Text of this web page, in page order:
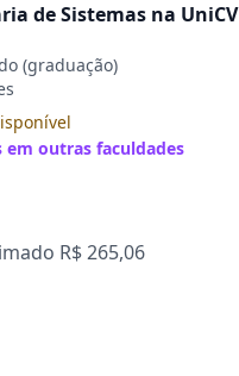
de Sistemas na UniCV
(graduação)
em outras faculdades
R$ 265,06